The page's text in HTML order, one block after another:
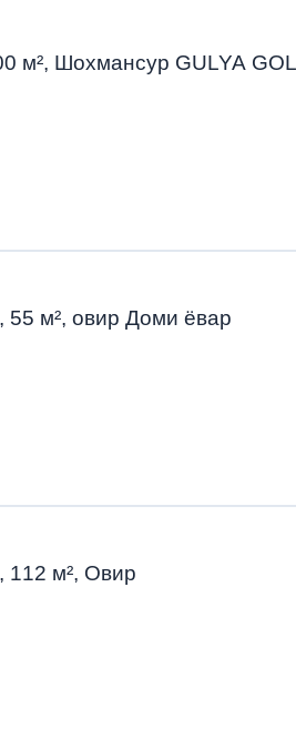
м², Шохмансур GULYA
55 м², овир Доми ёвар
112 м², Овир